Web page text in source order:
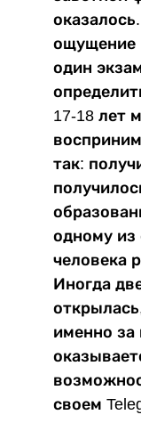
ощущение
один
17-18 лет
так:
одному из
человека
Иногда
именно за
своем